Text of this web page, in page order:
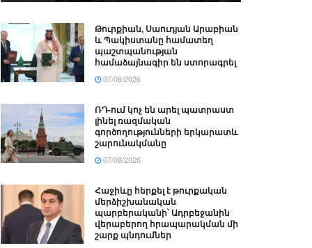
Թուրքիան, Սաուդյան Արաբիան
և Պակիստանը համատեղ
պաշտպանության
համաձայնագիր են ստորագրել
07/08/2026
ՌԴ-ում կոչ են արել պատրաստ
լինել ռազմական
գործողությունների երկարատև
շարունակմանը
07/08/2026
Հաջիևը հերքել է թուրքական
մերձիշխանական
պարբերականի՝ Ադրբեջանին
վերաբերող հրապարակման մի
շարք պնդումներ